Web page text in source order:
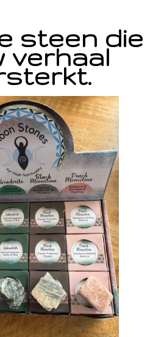
steen die
verhaal